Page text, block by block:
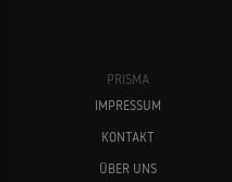
PRISMA
IMPRESSUM
KONTAKT
ÜBER UNS